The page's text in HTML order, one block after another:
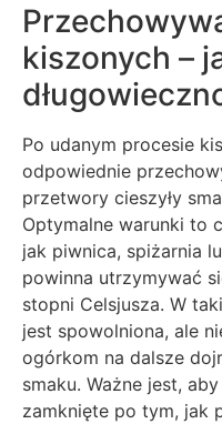
kiszonych –
Po udanym procesie
odpowiednie
przetwory cieszyły
Optymalne warunki to
jak piwnica, spiżarnia
powinna utrzymywać
stopni Celsjusza. W
jest spowolniona, ale
ogórkom na dalsze
smaku. Ważne jest,
zamknięte po tym, jak